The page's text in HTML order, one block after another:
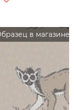
в магазине